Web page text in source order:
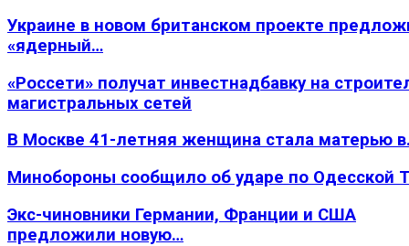
Украине в новом британском проекте
«ядерный…
«Россети» получат инвестнадбавку на
магистральных сетей
В Москве 41-летняя женщина стала матерью
Минобороны сообщило об ударе по Одесской
Экс-чиновники Германии, Франции и США
предложили новую…